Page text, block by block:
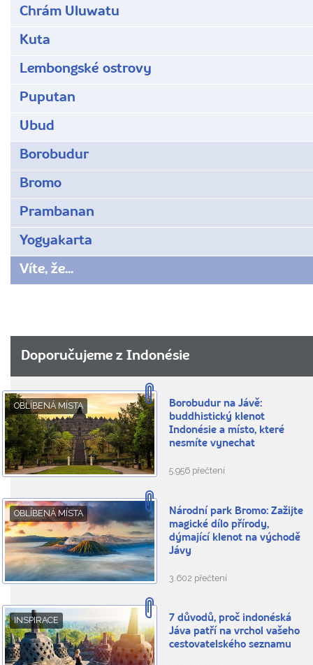
Chrám Uluwatu
Kuta
Lembongské ostrovy
Puputan
Ubud
Borobudur
Bromo
Prambanan
Yogyakarta
Víte, že...
Doporučujeme z Indonésie
OBLÍBENÁ MÍSTA
Borobudur na Jávě:
buddhistický klenot
Indonésie a místo, které
nesmíte vynechat
5.956 přečtení
OBLÍBENÁ MÍSTA
Národní park Bromo: Zažijte
magické dílo přírody,
dýmající klenot na východě
Jávy
3.602 přečtení
INSPIRACE
7 důvodů, proč indonéská
Jáva patří na vrchol vašeho
cestovatelského seznamu